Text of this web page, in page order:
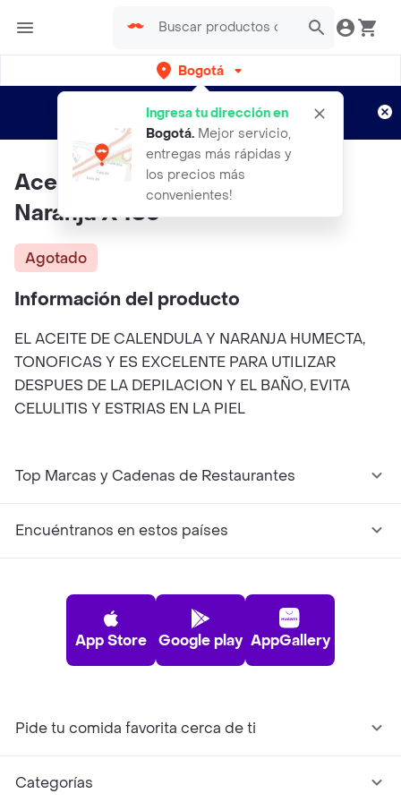
Bogotá
Ingresa tu dirección en
Bogotá. Mejor servicio,
entregas más rápidas y
los precios más
convenientes!
envíos gratis por semanas
Aplican TyC
Aceite Bell Franz Calendula Y
Naranja X480
Agotado
Información del producto
EL ACEITE DE CALENDULA Y NARANJA HUMECTA,
TONOFICAS Y ES EXCELENTE PARA UTILIZAR
DESPUES DE LA DEPILACION Y EL BAÑO, EVITA
CELULITIS Y ESTRIAS EN LA PIEL
Top Marcas y Cadenas de Restaurantes
Encuéntranos en estos países
App Store Google play AppGallery
Pide tu comida favorita cerca de ti
Categorías